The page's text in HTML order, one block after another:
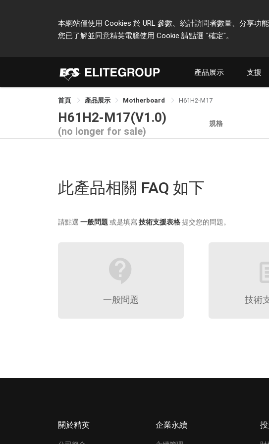
本網站僅使用 Cookies 於 URL 參數、統計訪問者數量、分享功
您已了解並同意精英電腦使用 Cookie 請點選 "確定"。
產品展示 支援
首頁 產品展示 Motherboard H61H2-M17
H61H2-M17(V1.0)
(no longer for sale)
規格
此產品相關 FAQ 如下
請點選 一般問題 或是填寫技術支援表格提交您的問題。
contact_support
一般問題 技術
關於精英 企業永續